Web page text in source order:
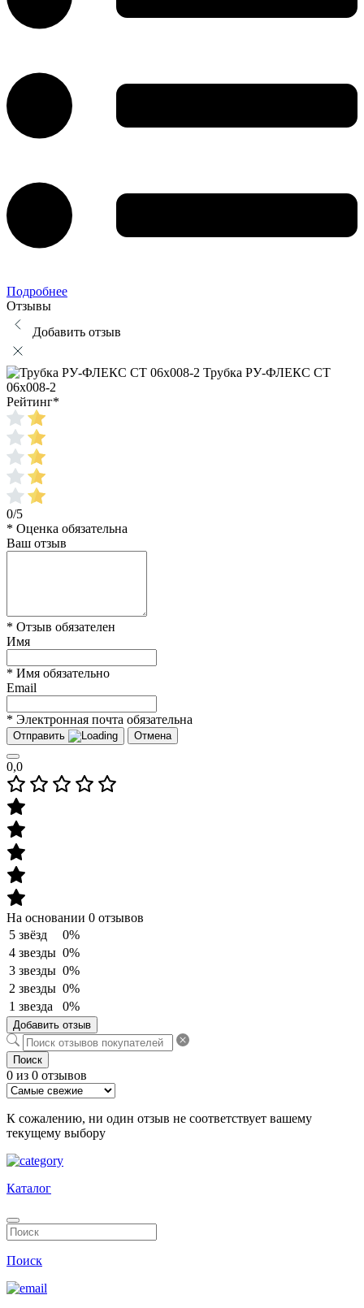
Подробнее
Отзывы
Добавить отзыв
Трубка РУ-ФЛЕКС СТ
06x008-2
Рейтинг*
0/5
* Оценка обязательна
Ваш отзыв
* Отзыв обязателен
Имя
* Имя обязательно
Email
* Электронная почта обязательна
Отправить Отмена
0,0
На основании 0 отзывов
5 звёзд
0%
4 звезды 0%
3 звезды 0%
2 звезды 0%
1 звезда
0%
Добавить отзыв
Поиск
0 из 0 отзывов
К сожалению, ни один отзыв не соответствует вашему
текущему выбору
Каталог
Поиск